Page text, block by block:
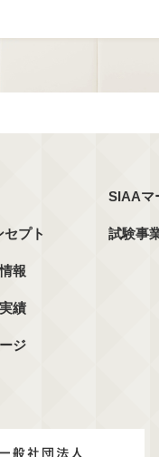
プト
報
績
ジ
SIAAマ
試験事